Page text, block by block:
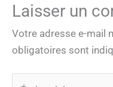
Laisser un
Votre adresse e-mail
obligatoires sont